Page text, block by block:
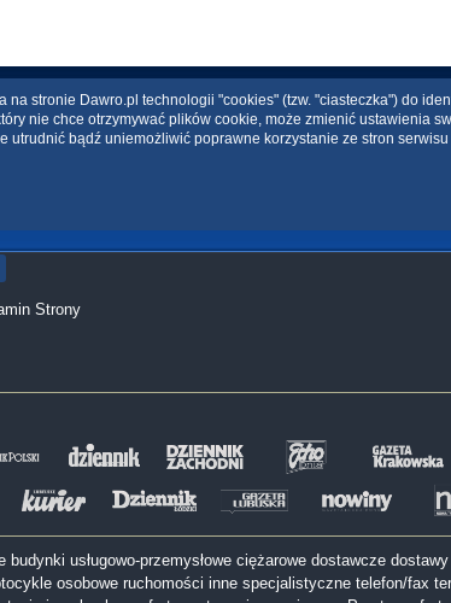
na stronie Dawro.pl technologii "cookies" (tzw. "ciasteczka") do
nie chce otrzymywać plików cookie, może zmienić ustawienia
utrudnić bądź uniemożliwić poprawne korzystanie ze stron
Strony
budynki usługowo-przemysłowe ciężarowe dostawcze dostawy
osobowe ruchomości inne specjalistyczne telefon/fax